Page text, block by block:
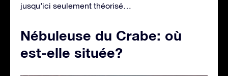
jusqu’ici seulement théorisé…
Nébuleuse du Crabe: où
est-elle située?